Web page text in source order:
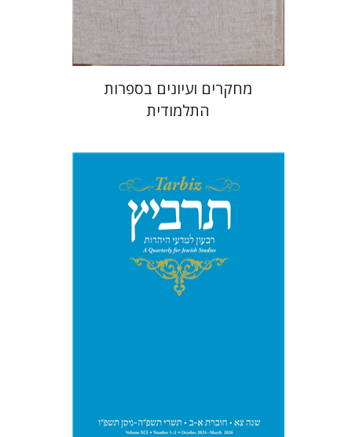
$78
$55
מחקרים ועיונים בספרות
התלמודית
מיכאל סיגל יהונתן גארב
$63
$57